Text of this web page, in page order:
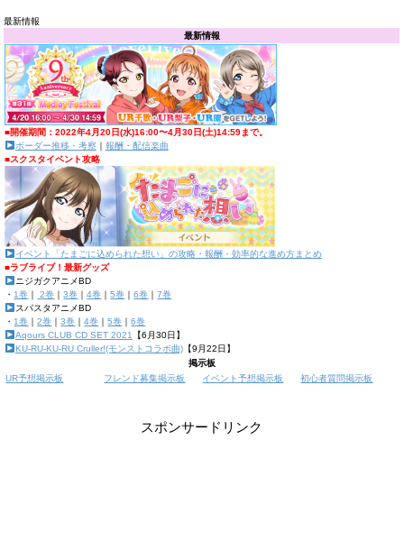
最新情報
最新情報
■開催期間：2022年4月20日(水)16:00〜4月30日(土)14:59まで。
ボーダー推移・考察｜ 報酬・配信楽曲
■スクスタイベント攻略
イベント「たまごに込められた想い」の攻略・報酬・効率的な進め方まとめ
■ラブライブ！最新グッズ
ニジガクアニメBD
・ 1巻 ｜ 2巻 ｜3巻 ｜4巻 ｜5巻 ｜6巻 ｜7巻
スパスタアニメBD
・ 1巻 ｜2巻 ｜3巻 ｜4巻 ｜5巻 ｜6巻
Aqours CLUB CD SET 2021
【6月30日】
KU-RU-KU-RU Cruller!(モンストコラボ曲)【9月22日】
掲示板
UR予想掲示板
フレンド募集掲示板 イベント予想掲示板 初心者質問掲示板
スポンサードリンク